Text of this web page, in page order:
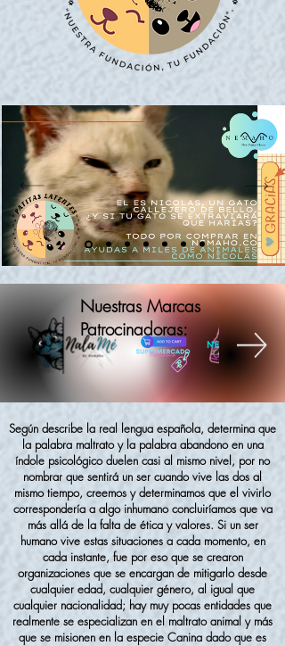
Nuestras Marcas
Patrocinadoras:
Según describe la real lengua española, determina que
la palabra maltrato y la palabra abandono en una
índole psicológico duelen casi al mismo nivel, por no
nombrar que sentirá un ser cuando vive las dos al
mismo tiempo, creemos y determinamos que el vivirlo
correspondería a algo inhumano concluiríamos que va
más allá de la falta de ética y valores. Si un ser
humano vive estas situaciones a cada momento, en
cada instante, fue por eso que se crearon
organizaciones que se encargan de mitigarlo desde
cualquier edad, cualquier género, al igual que
cualquier nacionalidad; hay muy pocas entidades que
realmente se especializan en el maltrato animal y más
que se misionen en la especie Canina dado que es